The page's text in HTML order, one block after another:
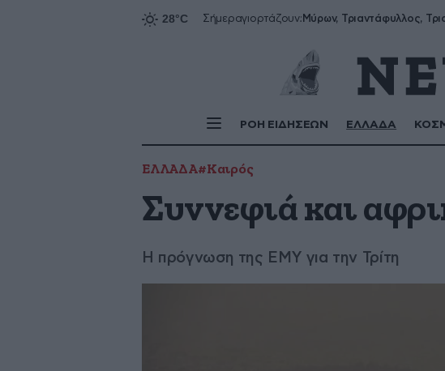
Σήμεραγιορτάζουν:
ΡΟΗ ΕΙΔΗΣΕΩΝ ΕΛΛΑΔΑ
ΕΛΛΑΔΑ#Καιρός
Συννεφιά και
Η πρόγνωση της ΕΜΥ για την Τρίτη